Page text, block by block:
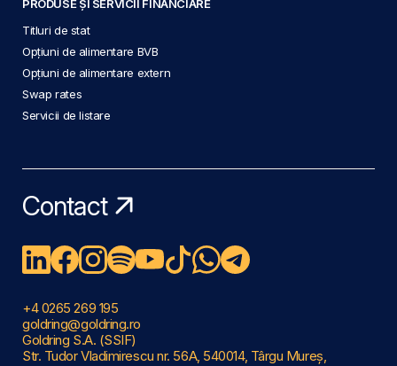
PRODUSE ȘI SERVICII FINANCIARE
Titluri de stat
Opțiuni de alimentare BVB
Opțiuni de alimentare extern
Swap rates
Servicii de listare
Contact
+4 0265 269 195
goldring@goldring.ro
Goldring S.A. (SSIF)
Str. Tudor Vladimirescu nr. 56A, 540014, Târgu Mureș,